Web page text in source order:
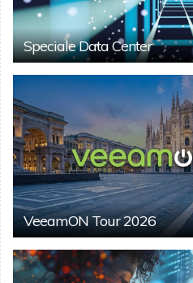
Speciale Data Center
VeeamON Tour 2026